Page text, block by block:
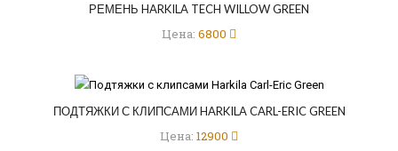
РЕМЕНЬ HARKILA TECH WILLOW GREEN
Цена: 6800
ПОДТЯЖКИ С КЛИПСАМИ HARKILA CARL-ERIC GREEN
Цена: 12900